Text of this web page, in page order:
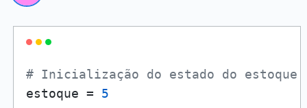
# Inicialização do estado do estoque
estoque = 5